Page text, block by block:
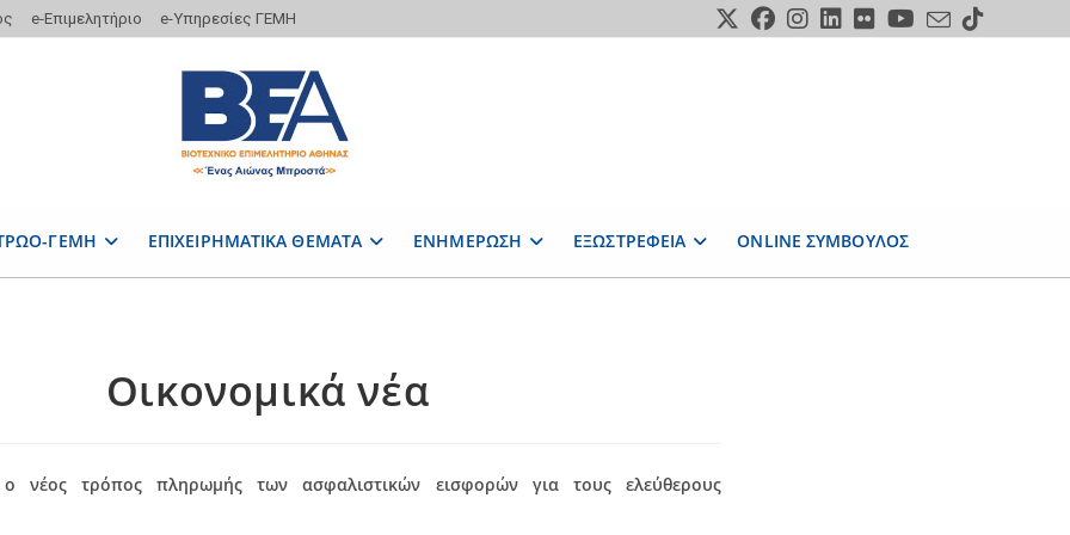
e-Επιμελητήριο e-Υπηρεσίες ΓΕΜΗ
ΓΕΜΗ ΕΠΙΧΕΙΡΗΜΑΤΙΚΑ ΘΕΜΑΤΑ ΕΝΗΜΕΡΩΣΗ ΕΞΩΣΤΡΕΦΕΙΑ ONLINE ΣΥΜΒΟΥΛΟΣ
Οικονομικά νέα
νέος τρόπος πληρωμής των ασφαλιστικών εισφορών για τους ελεύθερους